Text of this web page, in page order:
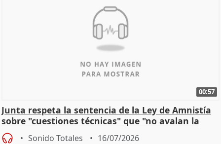
00:57
Junta respeta la sentencia de la Ley de Amnistía
sobre "cuestiones técnicas" que "no avalan la
const
Sonido Totales 16/07/2026